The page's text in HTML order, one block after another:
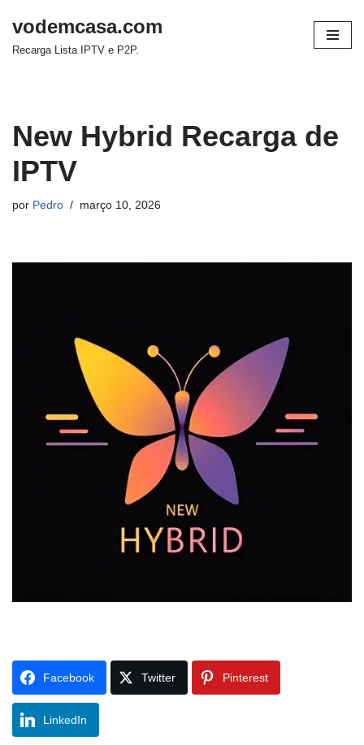
Pular
vodemcasa.com
Recarga Lista IPTV e P2P.
New Hybrid Recarga de
IPTV
por Pedro março 10, 2026
Facebook Twitter Pinterest
LinkedIn